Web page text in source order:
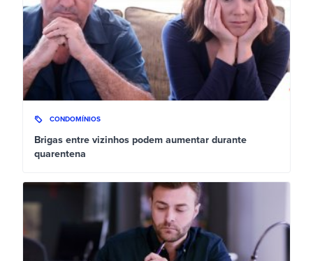
CONDOMÍNIOS
Brigas entre vizinhos podem aumentar durante
quarentena